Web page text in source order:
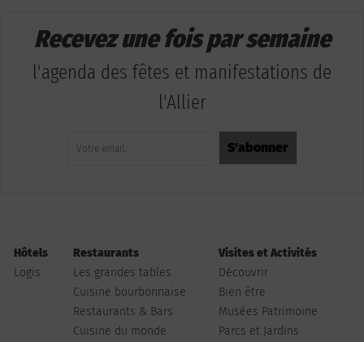
Recevez une fois par semaine
l'agenda des fêtes et manifestations de
l'Allier
Hôtels
Logis
Restaurants
Les grandes tables
Cuisine bourbonnaise
Restaurants & Bars
Cuisine du monde
Visites et Activités
Découvrir
Bien être
Musées Patrimoine
Parcs et Jardins